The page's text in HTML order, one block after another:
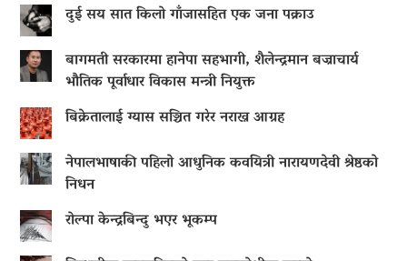
दुई सय सात किलो गाँजासहित एक जना पक्राउ
बागमती सरकारमा हानेपा सहभागी, शैलेन्द्रमान बज्राचार्य
भौतिक पूर्वाधार विकास मन्त्री नियुक्त
बिक्रेतालाई ग्यास सञ्चित गरेर नराख्न आग्रह
नेपालभाषाकी पहिलो आधुनिक कवयित्री नारायणदेवी श्रेष्ठको
निधन
रोल्पा केन्द्रबिन्दु भएर भूकम्प